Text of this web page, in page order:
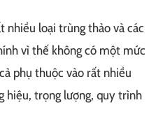
loại trùng thảo và các
vì thế không có một mức
phụ thuộc vào rất nhiều
hiệu, trọng lượng, quy trình